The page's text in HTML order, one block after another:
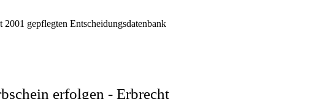
gepflegten Entscheidungsdatenbank
erfolgen - Erbrecht